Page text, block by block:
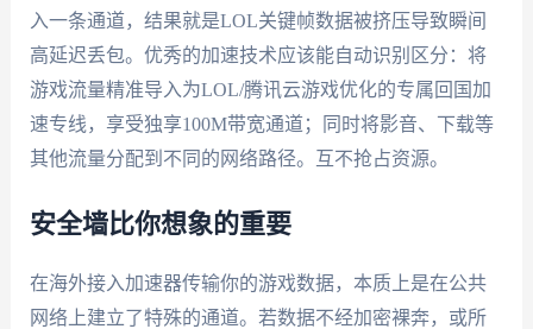
入一条通道，结果就是LOL关键帧数据被挤压导致瞬间
高延迟丢包。优秀的加速技术应该能自动识别区分：将
游戏流量精准导入为LOL/腾讯云游戏优化的专属回国加
速专线，享受独享100M带宽通道；同时将影音、下载等
其他流量分配到不同的网络路径。互不抢占资源。
安全墙比你想象的重要
在海外接入加速器传输你的游戏数据，本质上是在公共
网络上建立了特殊的通道。若数据不经加密裸奔，或所